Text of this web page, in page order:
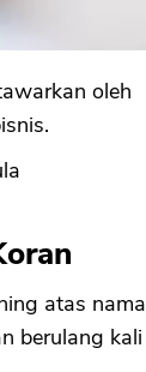
oleh
atas nama
berulang kali